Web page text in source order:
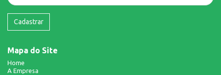
Cadastrar
Mapa do Site
Home
A Empresa